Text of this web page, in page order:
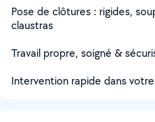
Pose de clôtures : rigides,
claustras
Travail propre, soigné &
Intervention rapide dans